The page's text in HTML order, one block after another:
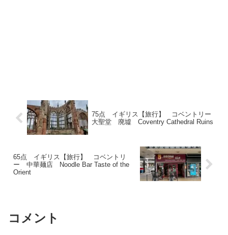
75点 イギリス【旅行】 コベントリー
大聖堂 廃墟 Coventry Cathedral Ruins
65点 イギリス【旅行】 コベントリ
ー 中華麺店 Noodle Bar Taste of the
Orient
コメント